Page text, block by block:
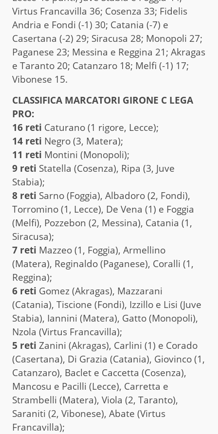
Virtus Francavilla 36; Cosenza 33; Fidelis
Andria e Fondi (-1) 30; Catania (-7) e
Casertana (-2) 29; Siracusa 28; Monopoli 27;
Paganese 23; Messina e Reggina 21; Akragas
e Taranto 20; Catanzaro 18; Melfi (-1) 17;
Vibonese 15.
CLASSIFICA MARCATORI GIRONE C LEGA
PRO:
16 reti Caturano (1 rigore, Lecce);
14 reti Negro (3, Matera);
11 reti Montini (Monopoli);
9 reti Statella (Cosenza), Ripa (3, Juve
Stabia);
8 reti Sarno (Foggia), Albadoro (2, Fondi),
Torromino (1, Lecce), De Vena (1) e Foggia
(Melfi), Pozzebon (2, Messina), Catania (1,
Siracusa);
7 reti Mazzeo (1, Foggia), Armellino
(Matera), Reginaldo (Paganese), Coralli (1,
Reggina);
6 reti Gomez (Akragas), Mazzarani
(Catania), Tiscione (Fondi), Izzillo e Lisi (Juve
Stabia), Iannini (Matera), Gatto (Monopoli),
Nzola (Virtus Francavilla);
5 reti Zanini (Akragas), Carlini (1) e Corado
(Casertana), Di Grazia (Catania), Giovinco (1,
Catanzaro), Baclet e Caccetta (Cosenza),
Mancosu e Pacilli (Lecce), Carretta e
Strambelli (Matera), Viola (2, Taranto),
Saraniti (2, Vibonese), Abate (Virtus
Francavilla);